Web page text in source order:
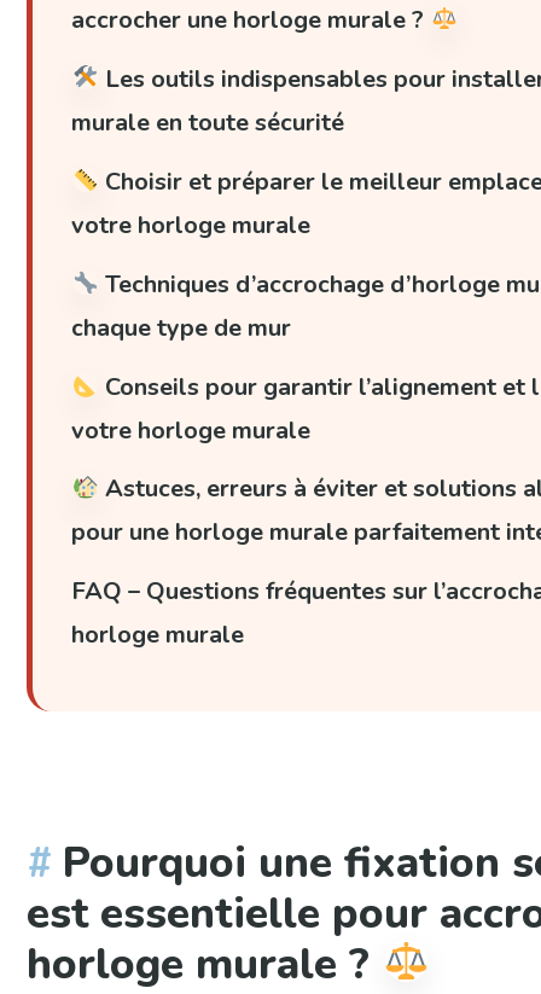
accrocher une horloge murale ?
Les outils indispensables pour
murale en toute sécurité
Choisir et préparer le meilleur
votre horloge murale
Techniques d’accrochage d’horloge
chaque type de mur
Conseils pour garantir l’alignement et
votre horloge murale
Astuces, erreurs à éviter et solutions
pour une horloge murale parfaitement
FAQ – Questions fréquentes sur
horloge murale
Pourquoi une fixation
est essentielle pour
horloge murale ?